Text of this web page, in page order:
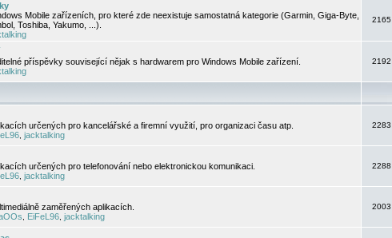
Mobile zařízeních, pro které zde neexistuje samostatná kategorie (Garmin, Giga-Byte,
Toshiba, Yakumo, ...).
2165
příspěvky související nějak s hardwarem pro Windows Mobile zařízení.
2192
určených pro kancelářské a firemní využití, pro organizaci času atp.
jacktalking
2283
určených pro telefonování nebo elektronickou komunikaci.
jacktalking
2288
zaměřených aplikacích.
EiFeL96 jacktalking
2003